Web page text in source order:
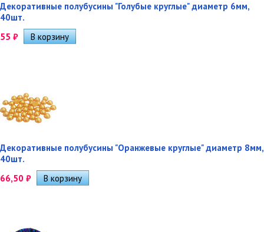
Декоративные полубусины "Голубые круглые" диаметр 6мм,
40шт.
55 ₽
Декоративные полубусины "Оранжевые круглые" диаметр 8мм,
40шт.
66,50 ₽